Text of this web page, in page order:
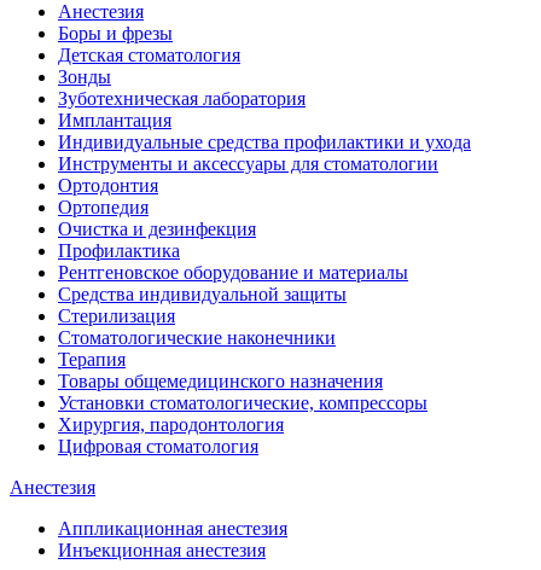
Анестезия
Боры и фрезы
Детская стоматология
Зонды
Зуботехническая лаборатория
Имплантация
Индивидуальные средства профилактики и ухода
Инструменты и аксессуары для стоматологии
Ортодонтия
Ортопедия
Очистка и дезинфекция
Профилактика
Рентгеновское оборудование и материалы
Средства индивидуальной защиты
Стерилизация
Стоматологические наконечники
Терапия
Товары общемедицинского назначения
Установки стоматологические, компрессоры
Хирургия, пародонтология
Цифровая стоматология
Анестезия
Аппликационная анестезия
Инъекционная анестезия